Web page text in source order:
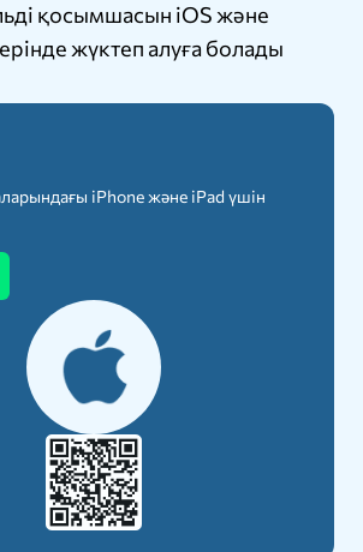
қосымшасын iOS және
жүктеп алуға болады
iPhone және iPad үшін